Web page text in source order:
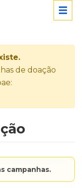
de doação
campanhas.